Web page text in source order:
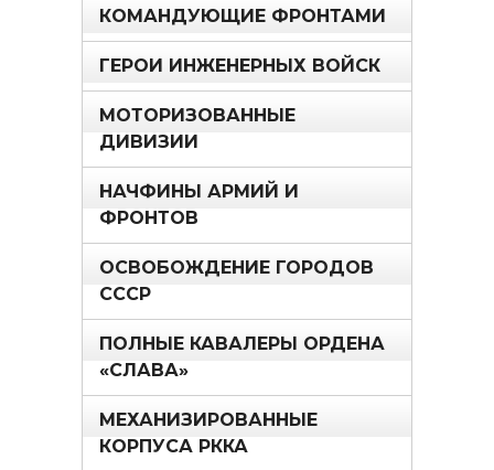
КОМАНДУЮЩИЕ ФРОНТАМИ
ГЕРОИ ИНЖЕНЕРНЫХ ВОЙСК
МОТОРИЗОВАННЫЕ
ДИВИЗИИ
НАЧФИНЫ АРМИЙ И
ФРОНТОВ
ОСВОБОЖДЕНИЕ ГОРОДОВ
СССР
ПОЛНЫЕ КАВАЛЕРЫ ОРДЕНА
«СЛАВА»
МЕХАНИЗИРОВАННЫЕ
КОРПУСА РККА